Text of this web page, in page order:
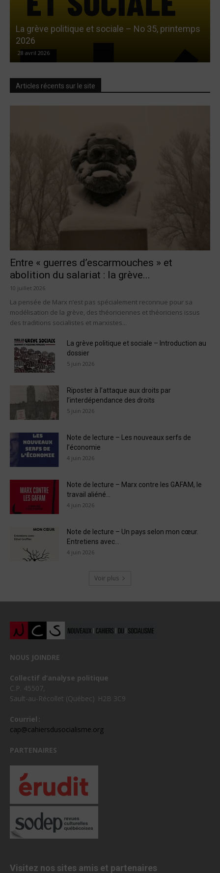
La grève politique et sociale – No 35, printemps
2026
28 avril 2026
Articles récents sur le site
Entre « guerres d’escarmouches » et
abolition du salariat : la grève...
10 juillet 2026
La pensée de Marx n’est pas spécialement reconnue pour sa
modélisation de la grève, des théoriciennes et théoriciens issus
des traditions socialistes et marxistes...
La grève politique et sociale – Introduction au
dossier
5 juin 2026
Riposter à l’attaque aux droits par
l’interdépendance des droits
5 juin 2026
Note de lecture – Les nouveaux serfs de
l’économie
4 juin 2026
Note de lecture – Marx contre les GAFAM, le
travail aliéné...
4 juin 2026
Note de lecture – Un pays selon mon cœur.
Entretiens avec...
4 juin 2026
Voir plus
NOUS JOINDRE
Collectif d’analyse politique
C.P. 45507,
Sault-au-Récollet (Québec) H2B 3C9
Courriel :
cap@cahiersdusocialisme.org
PARTENAIRES
Visitez nos sites amis et partenaires